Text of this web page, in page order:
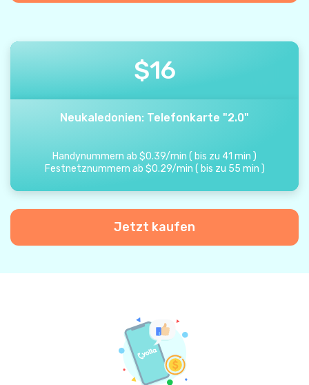
$16
Neukaledonien: Telefonkarte "2.0"
Handynummern ab $0.39/min ( bis zu 41 min )
Festnetznummern ab $0.29/min ( bis zu 55 min )
Jetzt kaufen